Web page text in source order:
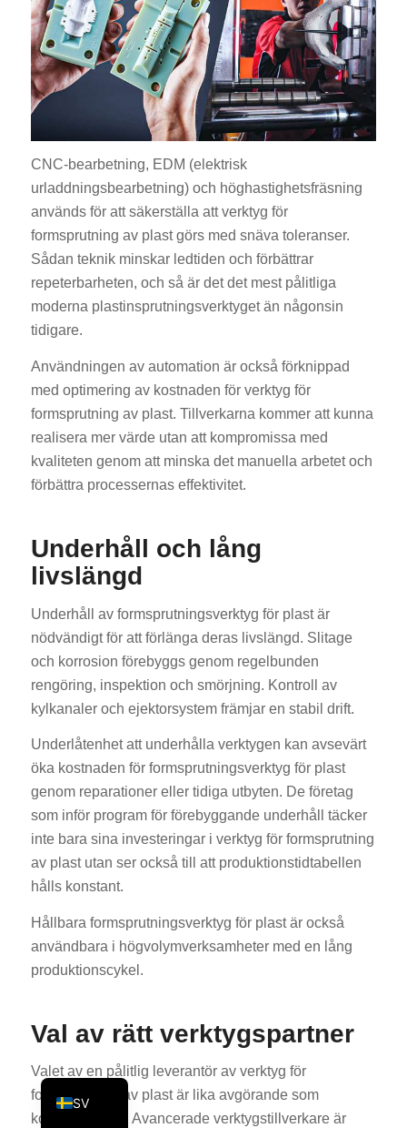
CNC-bearbetning, EDM (elektrisk
urladdningsbearbetning) och höghastighetsfräsning
används för att säkerställa att verktyg för
formsprutning av plast görs med snäva toleranser.
Sådan teknik minskar ledtiden och förbättrar
repeterbarheten, och så är det det mest pålitliga
moderna plastinsprutningsverktyget än någonsin
tidigare.
Användningen av automation är också förknippad
med optimering av kostnaden för verktyg för
formsprutning av plast. Tillverkarna kommer att kunna
realisera mer värde utan att kompromissa med
kvaliteten genom att minska det manuella arbetet och
förbättra processernas effektivitet.
Underhåll och lång
livslängd
Underhåll av formsprutningsverktyg för plast är
nödvändigt för att förlänga deras livslängd. Slitage
och korrosion förebyggs genom regelbunden
rengöring, inspektion och smörjning. Kontroll av
kylkanaler och ejektorsystem främjar en stabil drift.
Underlåtenhet att underhålla verktygen kan avsevärt
öka kostnaden för formsprutningsverktyg för plast
genom reparationer eller tidiga utbyten. De företag
som inför program för förebyggande underhåll täcker
inte bara sina investeringar i verktyg för formsprutning
av plast utan ser också till att produktionstidtabellen
hålls konstant.
Hållbara formsprutningsverktyg för plast är också
användbara i högvolymverksamheter med en lång
produktionscykel.
Val av rätt verktygspartner
Valet av en pålitlig leverantör av verktyg för
formsprutning av plast är lika avgörande som
konstruktionen. Avancerade verktygstillverkare är
SV
EN
IT
RU
NL
PL
TR
AR
JA
KO
PT
CS
FI
EL
ES_MX